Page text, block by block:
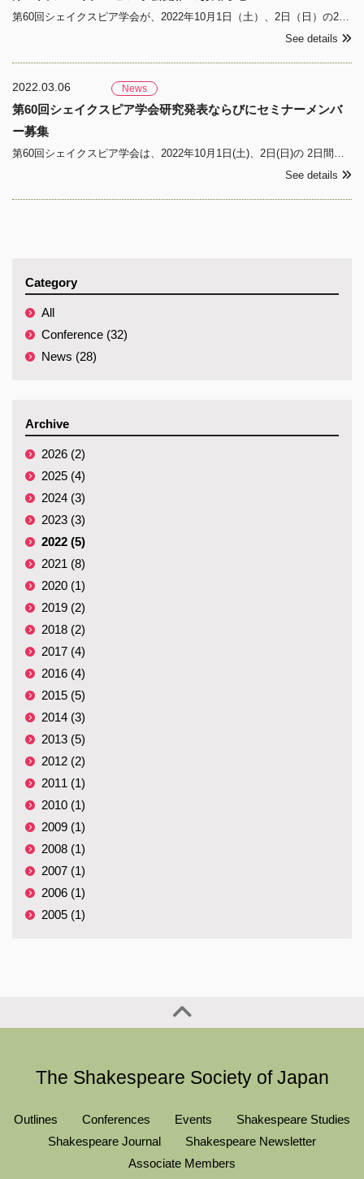
第60回シェイクスピア学会が、2022年10月1日（土）、2日（日）の2日間にわたり、甲南大学岡本キャンパスにおいて開催されます。第60回 シェイクスピア学会 日時：2022年10月1日（土）／2日（日）
See details
2022.03.06 News
第60回シェイクスピア学会研究発表ならびにセミナーメンバ
ー募集
第60回シェイクスピア学会は、2022年10月1日(土)、2日(日)の 2日間にわたり、甲南大学 (兵庫県神戸市)にて開催されます。つきましては、下記により研究発表ならびにセミナー・メンバーを募集いたします。募集要項
See details
Category
All
Conference (32)
News (28)
Archive
2026 (2)
2025 (4)
2024 (3)
2023 (3)
2022 (5)
2021 (8)
2020 (1)
2019 (2)
2018 (2)
2017 (4)
2016 (4)
2015 (5)
2014 (3)
2013 (5)
2012 (2)
2011 (1)
2010 (1)
2009 (1)
2008 (1)
2007 (1)
2006 (1)
2005 (1)
The Shakespeare Society of Japan
Outlines Conferences Events
Shakespeare Studies
Shakespeare Journal
Shakespeare Newsletter
Associate Members